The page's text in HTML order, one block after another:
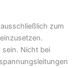
zum
Nicht bei